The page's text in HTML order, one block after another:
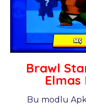
Brawl
Elmas
Bu modlu